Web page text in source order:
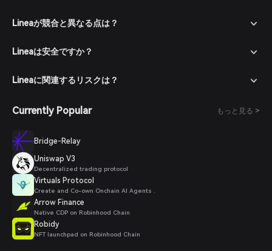
Lineaが競合と異なる点は？
Lineaは安全ですか？
Lineaに関連するリスクは？
Currently Popular もっと見る >
Bridge-Relay
Uniswap V3
Decentralized trading protocol
Virtuals Protocol
Create and Co-own Onchain AI Agents .
Arrow Finance
Native CDP on Robinhood Chain
Robidy
NFT launchpad on Robinhood Chain